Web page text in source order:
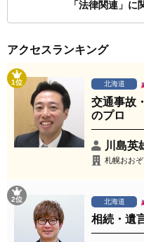
「法律関連」
アクセスランキング
1位 北海道
交通事故
のプロ
川島英
札幌おお
2位 北海道
相続・遺